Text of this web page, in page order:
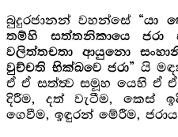
බුදුරජානන් වහන්සේ “යා
තම්හි සත්තනිකායෙ ජරා
වලිත්තචතා ආයුනො සංහානි
වුච්චති භික්ඛවෙ ජරා” යි
ඒ ඒ සත්ත්‍ව සමූහ යෙහි ඒ ඒ
දිරීම, දත් වැටීම, කෙස්
ගෙවීම, ඉඳුරන් මේරීම,